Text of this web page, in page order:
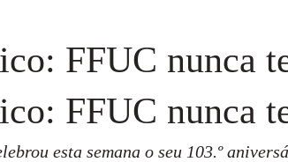
FFUC nunca
FFUC nunca
esta semana o seu 103.º